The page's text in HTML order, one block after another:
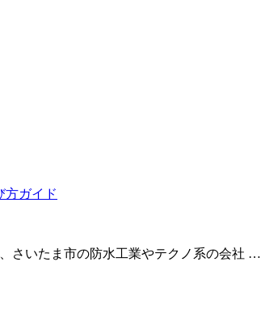
さいたま市の防水工業やテクノ系の会社 …